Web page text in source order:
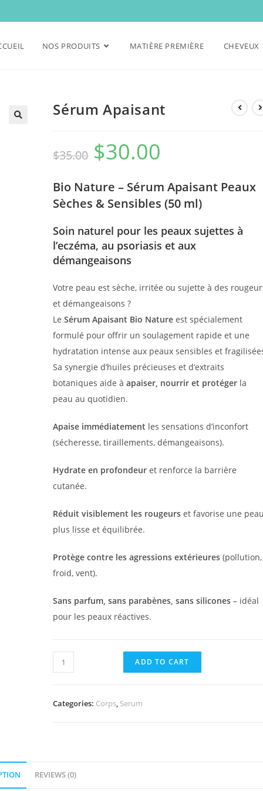
NOS PRODUITS MATIÈRE PREMIÈRE CHEVEUX
Sérum Apaisant
$35.00 Original
was:
$35.00.
$30.00
is:
$30.00.
Bio Nature – Sérum Apaisant Peaux
Sèches & Sensibles (50 ml)
Soin naturel pour les peaux sujettes à
l’eczéma, au psoriasis et aux
démangeaisons
Votre peau est sèche, irritée ou sujette à des
et démangeaisons ?
LeSérum Apaisant Bio Nature est spécialement
formulé pour offrir un soulagement rapide et une
hydratation intense aux peaux sensibles et
Sa synergie d’huiles précieuses et d’extraits
botaniques aide àapaiser, nourrir et protéger la
peau au quotidien.
Apaise immédiatement les sensations d’inconfort
(sécheresse, tiraillements, démangeaisons).
Hydrate en profondeur et renforce la barrière
cutanée.
Réduit visiblement les rougeurs et favorise une peau
plus lisse et équilibrée.
Protège contre les agressions extérieures (pollution,
froid, vent).
Sans parfum, sans parabènes, sans silicones – idéal
pour les peaux réactives.
Sérum
Apaisant
ADD TO CART
Categories: Corps, Serum
REVIEWS (0)